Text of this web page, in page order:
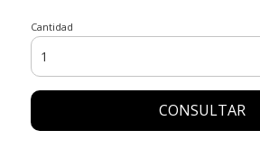
Cantidad
CONSULTAR